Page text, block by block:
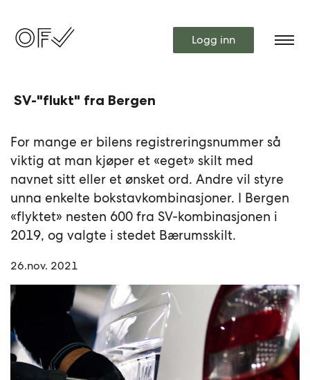
Logg inn
SV-"flukt" fra Bergen
For mange er bilens registreringsnummer så
viktig at man kjøper et «eget» skilt med
navnet sitt eller et ønsket ord. Andre vil styre
unna enkelte bokstavkombinasjoner. I Bergen
«flyktet» nesten 600 fra SV-kombinasjonen i
2019, og valgte i stedet Bærumsskilt.
26.nov. 2021